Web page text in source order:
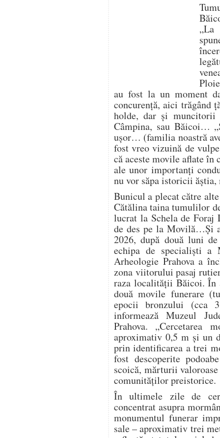
au fost la un moment
concurență, aici trăgând
holde, dar și muncitorii
Câmpina, sau Băicoi…
ușor… (familia noastră
fost vreo vizuină de
că aceste movile aflate
ale unor importanți
nu vor săpa istoricii
Bunicul a plecat către
Cătălina taina tumulilor
lucrat la Schela de
de des pe la Movilă…Și
2026, după două luni
echipa de specialiști a
Arheologie Prahova a
zona viitorului pasaj
raza localității Băicoi. În
două movile funerare
epocii bronzului (cca
informează Muzeul
Prahova.
aproximativ 0,5 m și un
prin identificarea a trei
fost descoperite
scoică, mărturii
comunităților preistorice.
În ultimele zile de
concentrat asupra
monumentul funerar
sale – aproximativ trei